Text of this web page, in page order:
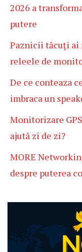
2026 a
putere
Paznicii tăcuți
releele de
De ce conteaza
imbraca un
Monitorizare
ajută zi de zi?
MORE
despre puterea